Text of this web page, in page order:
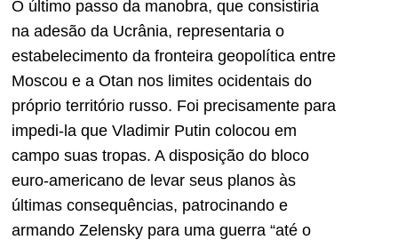
O último passo da manobra, que consistiria
na adesão da Ucrânia, representaria o
estabelecimento da fronteira geopolítica entre
Moscou e a Otan nos limites ocidentais do
próprio território russo. Foi precisamente para
impedi-la que Vladimir Putin colocou em
campo suas tropas. A disposição do bloco
euro-americano de levar seus planos às
últimas consequências, patrocinando e
armando Zelensky para uma guerra “até o